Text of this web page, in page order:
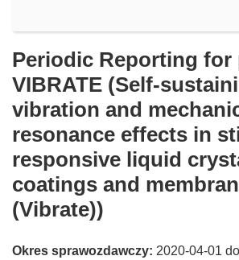
Periodic Reporting for
VIBRATE (Self-
vibration and
resonance effects in
responsive liquid
coatings and
(Vibrate))
Okres sprawozdawczy: 2020-04-01